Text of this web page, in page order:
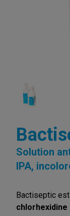
Solution
IPA,
Bactiseptic est
chlorhexidine